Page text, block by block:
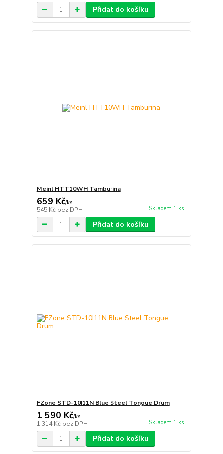
Přidat do košíku
Meinl HTT10WH Tamburina
659 Kč/ks
545 Kč bez DPH Skladem 1 ks
Přidat do košíku
FZone STD-10I11N Blue Steel Tongue Drum
1 590 Kč/ks
1 314 Kč bez DPH Skladem 1 ks
Přidat do košíku